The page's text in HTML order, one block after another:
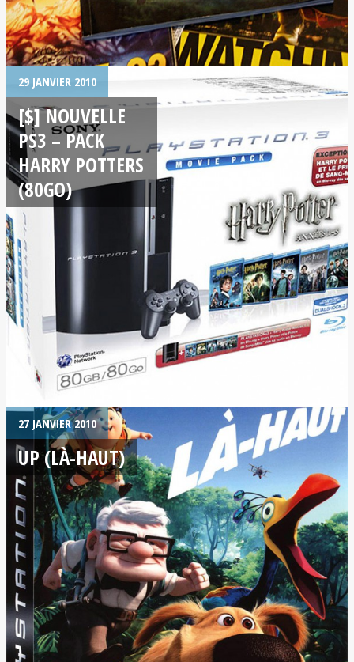
29 JANVIER 2010
[$] NOUVELLE
PS3 – PACK
HARRY POTTERS
(80GO)
27 JANVIER 2010
UP (LÀ-HAUT)